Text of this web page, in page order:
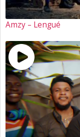
Amzy – Lengué